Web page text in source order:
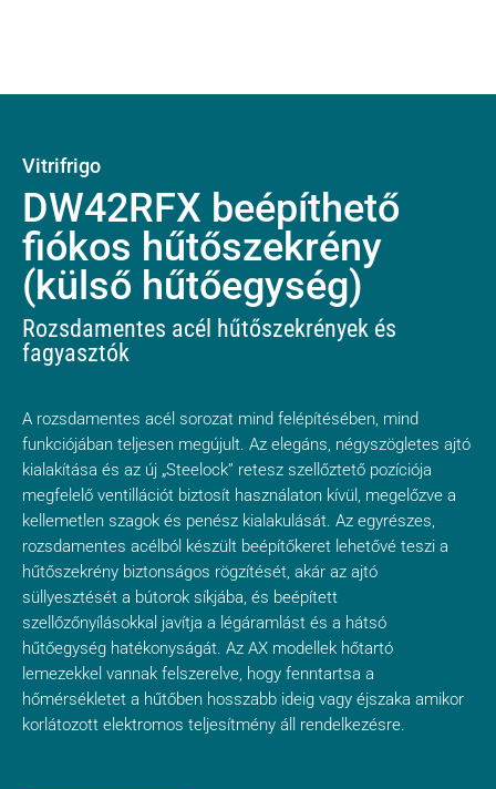
Vitrifrigo
DW42RFX beépíthető
fiókos hűtőszekrény
(külső hűtőegység)
Rozsdamentes acél hűtőszekrények és
fagyasztók
A rozsdamentes acél sorozat mind felépítésében, mind
funkciójában teljesen megújult. Az elegáns, négyszögletes ajtó
kialakítása és az új „Steelock” retesz szellőztető pozíciója
megfelelő ventillációt biztosít használaton kívül, megelőzve a
kellemetlen szagok és penész kialakulását. Az egyrészes,
rozsdamentes acélból készült beépítőkeret lehetővé teszi a
hűtőszekrény biztonságos rögzítését, akár az ajtó
süllyesztését a bútorok síkjába, és beépített
szellőzőnyílásokkal javítja a légáramlást és a hátsó
hűtőegység hatékonyságát. Az AX modellek hőtartó
lemezekkel vannak felszerelve, hogy fenntartsa a
hőmérsékletet a hűtőben hosszabb ideig vagy éjszaka amikor
korlátozott elektromos teljesítmény áll rendelkezésre.